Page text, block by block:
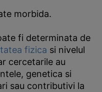
morbida.
fi determinata de
fizica si nivelul
cercetarile au
genetica si
sau contributivi la